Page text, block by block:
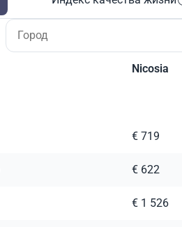
Nicosia
€ 719
€ 622
€ 1 526